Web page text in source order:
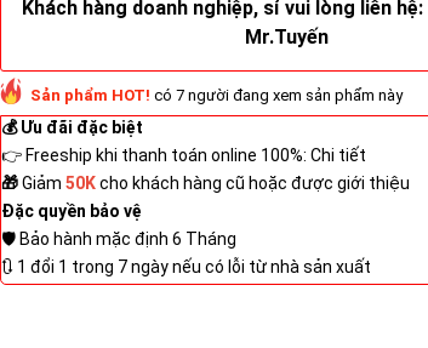
Khách hàng doanh nghiệp, sỉ vui lòng liên hệ:
Mr.Tuyến
Sản phẩm HOT! có 7 người đang xem sản phẩm này
💰 Ưu đãi đặc biệt
👉 Freeship khi thanh toán online 100%: Chi tiết
🎁Giảm 50Kcho khách hàng cũ hoặc được giới thiệu
Đặc quyền bảo vệ
🛡️ Bảo hành mặc định 6 Tháng
🔃 1 đổi 1 trong 7 ngày nếu có lỗi từ nhà sản xuất